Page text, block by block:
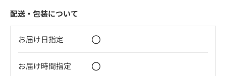
配送・包装について
お届け日指定 〇
お届け時間指定 〇